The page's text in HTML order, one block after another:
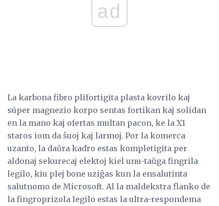
ad
La karbona fibro plifortigita plasta kovrilo kaj
súper magnezio korpo sentas fortikan kaj solidan
en la mano kaj ofertas multan pacon, ke la X1
staros iom da ŝuoj kaj larmoj. Por la komerca
uzanto, la daŭra kadro estas kompletigita per
aldonaj sekurecaj elektoj kiel unu-taŭga fingrila
legilo, kiu plej bone uziĝas kun la ensalutinta
salutnomo de Microsoft. Al la maldekstra flanko de
la fingroprizola legilo estas la ultra-respondema